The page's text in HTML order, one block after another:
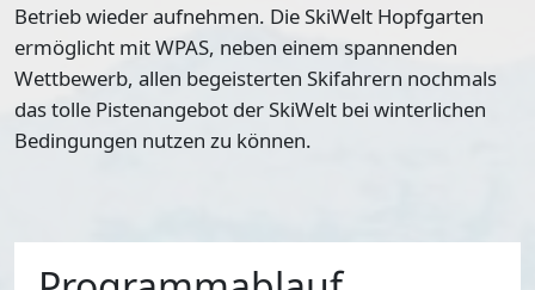
Betrieb wieder aufnehmen. Die SkiWelt Hopfgarten
ermöglicht mit WPAS, neben einem spannenden
Wettbewerb, allen begeisterten Skifahrern nochmals
das tolle Pistenangebot der SkiWelt bei winterlichen
Bedingungen nutzen zu können.